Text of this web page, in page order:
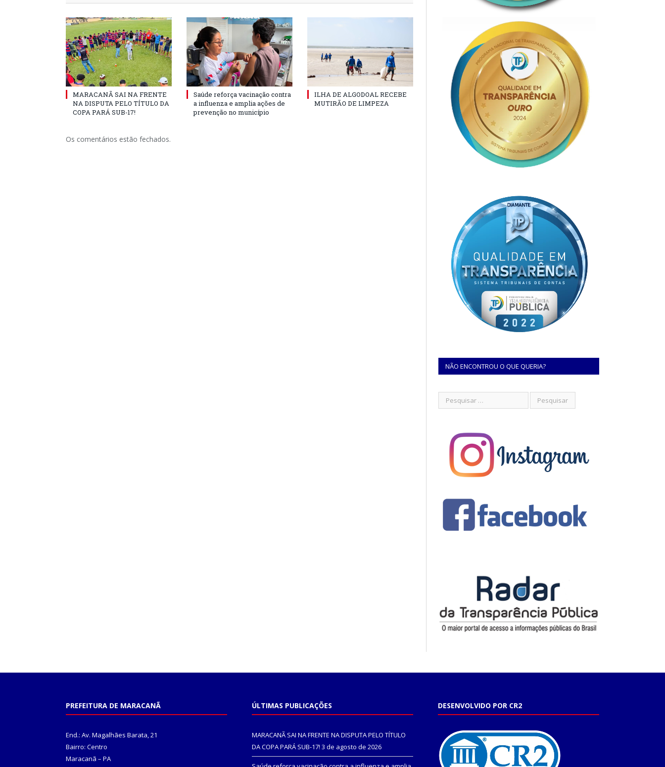
MARACANÃ SAI NA FRENTE
NA DISPUTA PELO TÍTULO DA
COPA PARÁ SUB-17!
Saúde reforça vacinação contra
a influenza e amplia ações de
prevenção no município
ILHA DE ALGODOAL RECEBE
MUTIRÃO DE LIMPEZA
Os comentários estão fechados.
NÃO ENCONTROU O QUE QUERIA?
PREFEITURA DE MARACANÃ
End.: Av. Magalhães Barata, 21
Bairro: Centro
Maracanã – PA
ÚLTIMAS PUBLICAÇÕES
MARACANÃ SAI NA FRENTE NA DISPUTA PELO TÍTULO
DA COPA PARÁ SUB-17! 3 de agosto de 2026
DESENVOLVIDO POR CR2